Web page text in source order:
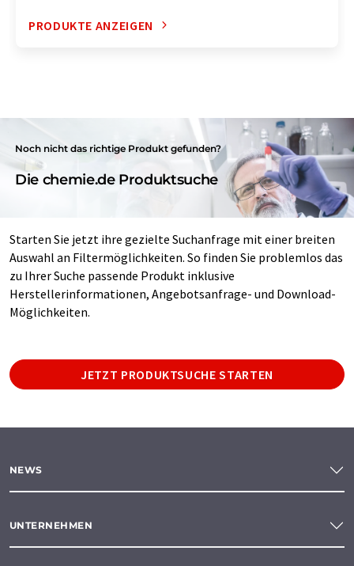
PRODUKTE ANZEIGEN
Noch nicht das richtige Produkt gefunden?
Die chemie.de Produktsuche
Starten Sie jetzt ihre gezielte Suchanfrage mit einer breiten
Auswahl an Filtermöglichkeiten. So finden Sie problemlos das
zu Ihrer Suche passende Produkt inklusive
Herstellerinformationen, Angebotsanfrage- und Download-
Möglichkeiten.
JETZT PRODUKTSUCHE STARTEN
NEWS
UNTERNEHMEN